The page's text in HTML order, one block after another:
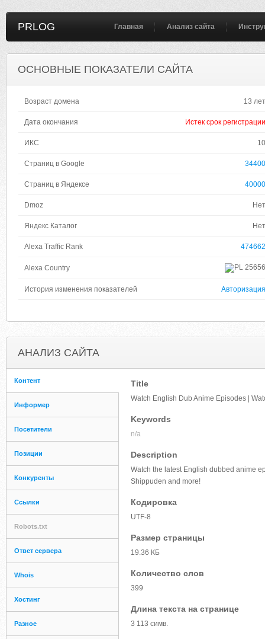
PRLOG Главная Анализ сайта
ОСНОВНЫЕ ПОКАЗАТЕЛИ САЙТА
Возраст домена 13 лет
Дата окончания Истек срок регистрации
ИКС 10
Страниц в Google 34400
Страниц в Яндексе 40000
Dmoz Нет
Яндекс Каталог Нет
Alexa Traffic Rank 474662
Alexa Country 25656
История изменения показателей Авторизация
АНАЛИЗ САЙТА
Контент
Информер
Посетители
Позиции
Конкуренты
Ссылки
Robots.txt
Ответ сервера
Whois
Хостинг
Разное
Title
Watch English Dub Anime Episodes |
Keywords
n/a
Description
Watch the latest English dubbed anime
Shippuden and more!
Кодировка
UTF-8
Размер страницы
19.36 КБ
Количество слов
399
Длина текста на странице
3 113 симв.